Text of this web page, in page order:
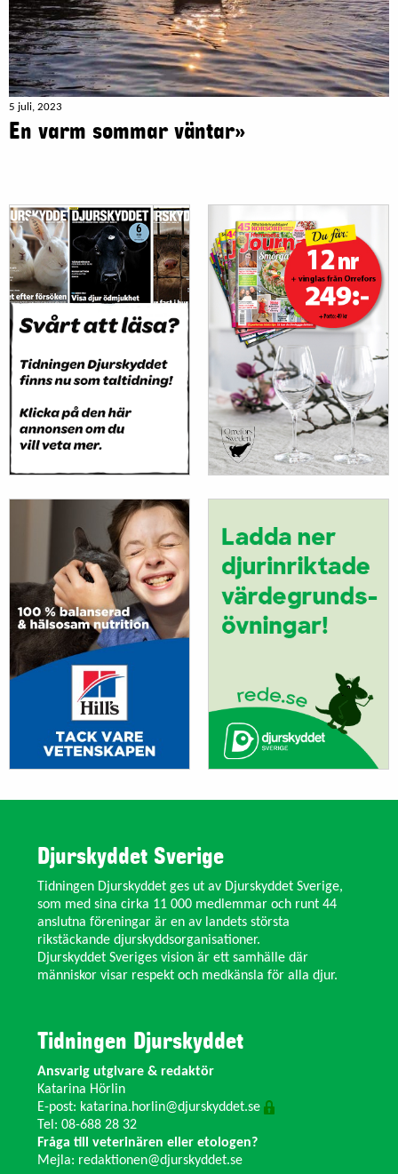
5 juli, 2023
En varm sommar väntar»
Djurskyddet Sverige
Tidningen Djurskyddet ges ut av Djurskyddet Sverige,
som med sina cirka 11 000 medlemmar och runt 44
anslutna föreningar är en av landets största
rikstäckande djurskyddsorganisationer.
Djurskyddet Sveriges vision är ett samhälle där
människor visar respekt och medkänsla för alla djur.
Tidningen Djurskyddet
Ansvarig utgivare & redaktör
Katarina Hörlin
E-post: katarina.horlin@djurskyddet.se
Tel: 08-688 28 32
Fråga till veterinären eller etologen?
Mejla: redaktionen@djurskyddet.se